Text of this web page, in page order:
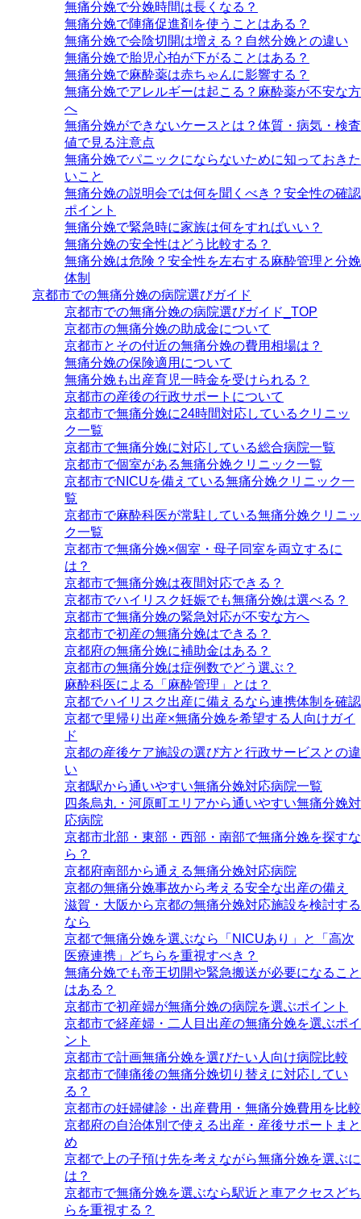
無痛分娩で分娩時間は長くなる？
無痛分娩で陣痛促進剤を使うことはある？
無痛分娩で会陰切開は増える？自然分娩との違い
無痛分娩で胎児心拍が下がることはある？
無痛分娩で麻酔薬は赤ちゃんに影響する？
無痛分娩でアレルギーは起こる？麻酔薬が不安な方
へ
無痛分娩ができないケースとは？体質・病気・検査
値で見る注意点
無痛分娩でパニックにならないために知っておきた
いこと
無痛分娩の説明会では何を聞くべき？安全性の確認
ポイント
無痛分娩で緊急時に家族は何をすればいい？
無痛分娩の安全性はどう比較する？
無痛分娩は危険？安全性を左右する麻酔管理と分娩
体制
京都市での無痛分娩の病院選びガイド
京都市での無痛分娩の病院選びガイド_TOP
京都市の無痛分娩の助成金について
京都市とその付近の無痛分娩の費用相場は？
無痛分娩の保険適用について
無痛分娩も出産育児一時金を受けられる？
京都市の産後の行政サポートについて
京都市で無痛分娩に24時間対応しているクリニッ
ク一覧
京都市で無痛分娩に対応している総合病院一覧
京都市で個室がある無痛分娩クリニック一覧
京都市でNICUを備えている無痛分娩クリニック一
覧
京都市で麻酔科医が常駐している無痛分娩クリニッ
ク一覧
京都市で無痛分娩×個室・母子同室を両立するに
は？
京都市で無痛分娩は夜間対応できる？
京都市でハイリスク妊娠でも無痛分娩は選べる？
京都市で無痛分娩の緊急対応が不安な方へ
京都市で初産の無痛分娩はできる？
京都府の無痛分娩に補助金はある？
京都市の無痛分娩は症例数でどう選ぶ？
麻酔科医による「麻酔管理」とは？
京都でハイリスク出産に備えるなら連携体制を確認
京都で里帰り出産×無痛分娩を希望する人向けガイ
ド
京都の産後ケア施設の選び方と行政サービスとの違
い
京都駅から通いやすい無痛分娩対応病院一覧
四条烏丸・河原町エリアから通いやすい無痛分娩対
応病院
京都市北部・東部・西部・南部で無痛分娩を探すな
ら？
京都府南部から通える無痛分娩対応病院
京都の無痛分娩事故から考える安全な出産の備え
滋賀・大阪から京都の無痛分娩対応施設を検討する
なら
京都で無痛分娩を選ぶなら「NICUあり」と「高次
医療連携」どちらを重視すべき？
無痛分娩でも帝王切開や緊急搬送が必要になること
はある？
京都市で初産婦が無痛分娩の病院を選ぶポイント
京都市で経産婦・二人目出産の無痛分娩を選ぶポイ
ント
京都市で計画無痛分娩を選びたい人向け病院比較
京都市で陣痛後の無痛分娩切り替えに対応してい
る？
京都市の妊婦健診・出産費用・無痛分娩費用を比較
京都府の自治体別で使える出産・産後サポートまと
め
京都で上の子預け先を考えながら無痛分娩を選ぶに
は？
京都市で無痛分娩を選ぶなら駅近と車アクセスどち
らを重視する？